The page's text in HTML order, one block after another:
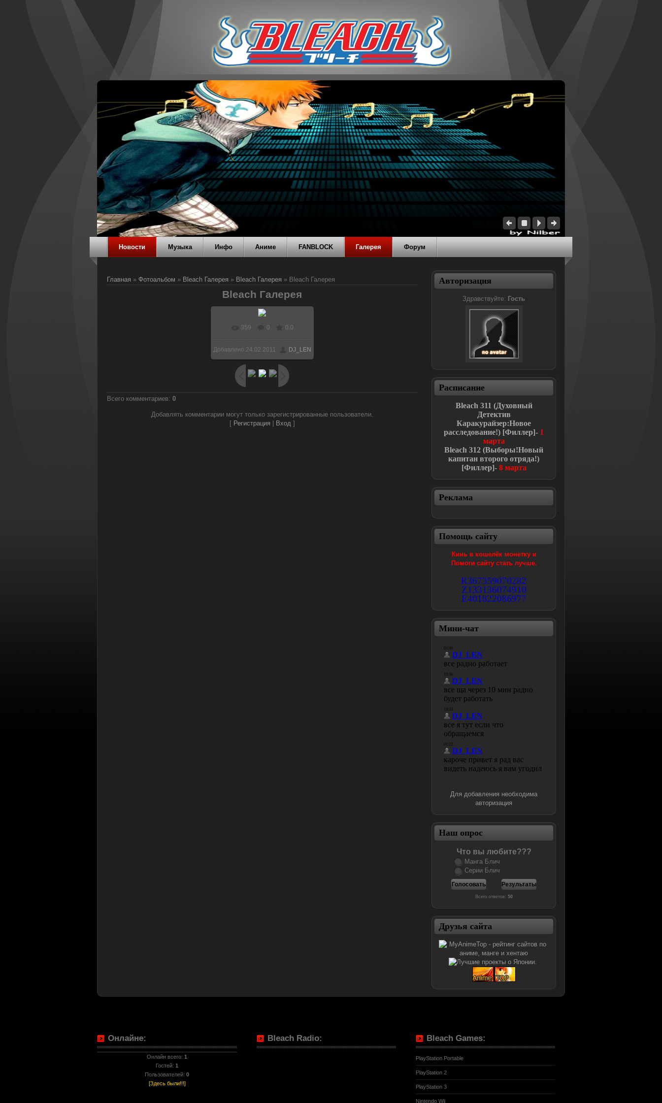
Новости Музыка Инфо Аниме FANBLOCK Галерея Форум
Главная » Фотоальбом » Bleach Галерея » Bleach Галерея » Bleach Галерея
Bleach Галерея
В реальном размере
1600x1000/ 119.2Kb
359 0 0.0
Добавлено 24.02.2011 DJ_LEN
Всего комментариев: 0
Добавлять комментарии могут только зарегистрированные пользователи.
[ Регистрация Вход]
Авторизация
Здравствуйте: Гость
Расписание
Bleach 311 (Духовный
Детектив
Каракурайзер:Новое
расследование!) [Филлер]- 1
марта
Bleach312 (Выборы!Новый
капитан второго отряда!)
[Филлер]-8 марта
Реклама
Помощь сайту
Кинь в кошелёк монетку и
Помоги сайту стать лучше.
R367359070282
Z133136074910
E401822086977
Мини-чат
Для добавления необходима
авторизация
Наш опрос
Что вы любите???
Манга Блич
Серии Блич
Всего ответов: 50
Друзья сайта
Онлайне:
Онлайн всего: 1
Гостей: 1
Пользователей: 0
[Здесь были!!!]
Bleach Radio: Bleach Games:
PlayStation Portable
PlayStation 2
PlayStation 3
Nintendo Wii